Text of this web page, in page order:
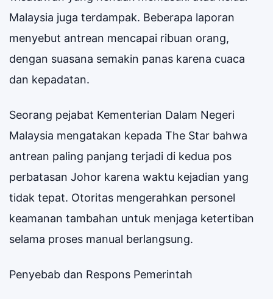
Malaysia juga terdampak. Beberapa laporan
menyebut antrean mencapai ribuan orang,
dengan suasana semakin panas karena cuaca
dan kepadatan.
Seorang pejabat Kementerian Dalam Negeri
Malaysia mengatakan kepada The Star bahwa
antrean paling panjang terjadi di kedua pos
perbatasan Johor karena waktu kejadian yang
tidak tepat. Otoritas mengerahkan personel
keamanan tambahan untuk menjaga ketertiban
selama proses manual berlangsung.
Penyebab dan Respons Pemerintah